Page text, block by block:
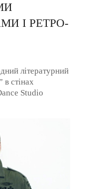
І РЕТРО-
літературний
в стінах
Studio